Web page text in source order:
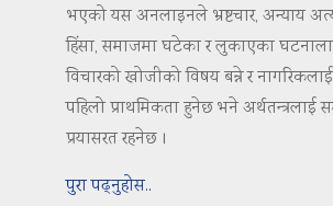
भएको यस अनलाइनले भ्रष्टचार, अन्याय
हिंसा, समाजमा घटेका र लुकाएका
विचारको खोजीको विषय बन्ने र
पहिलो प्राथमिकता हुनेछ भने अर्थतन्त्रलाई
प्रयासरत रहनेछ ।
पुरा पढ्नुहोस..